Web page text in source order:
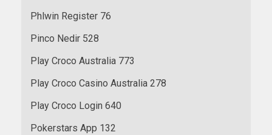
Phlwin Register 76
Pinco Nedir 528
Play Croco Australia 773
Play Croco Casino Australia 278
Play Croco Login 640
Pokerstars App 132